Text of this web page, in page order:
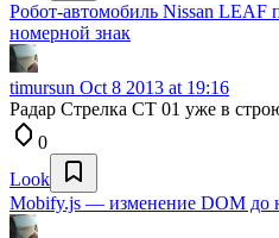
Робот-автомобиль Nissan
номерной знак
timursun Oct 8 2013 at 19:16
Радар Стрелка СТ 01 уже в
0
Look
Mobify.js — изменение DOM до